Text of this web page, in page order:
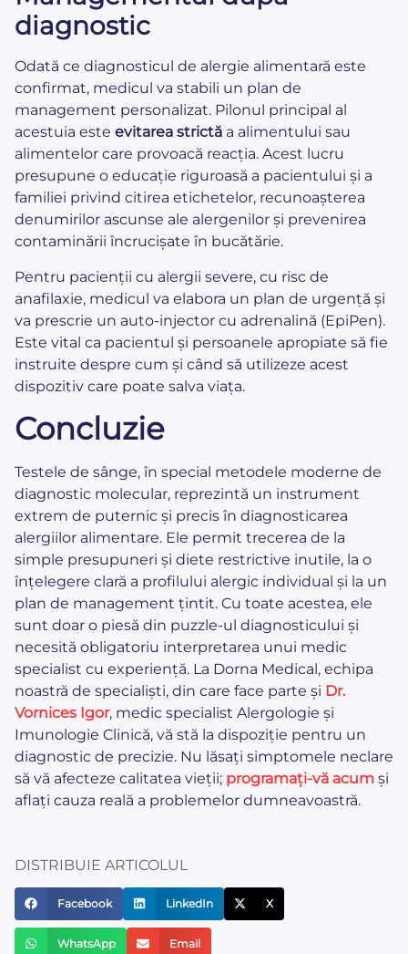
diagnostic
Odată ce diagnosticul de alergie alimentară este
confirmat, medicul va stabili un plan de
management personalizat. Pilonul principal al
acestuia este evitarea strictă a alimentului sau
alimentelor care provoacă reacția. Acest lucru
presupune o educație riguroasă a pacientului și a
familiei privind citirea etichetelor, recunoașterea
denumirilor ascunse ale alergenilor și prevenirea
contaminării încrucișate în bucătărie.
Pentru pacienții cu alergii severe, cu risc de
anafilaxie, medicul va elabora un plan de urgență și
va prescrie un auto-injector cu adrenalină (EpiPen).
Este vital ca pacientul și persoanele apropiate să fie
instruite despre cum și când să utilizeze acest
dispozitiv care poate salva viața.
Concluzie
Testele de sânge, în special metodele moderne de
diagnostic molecular, reprezintă un instrument
extrem de puternic și precis în diagnosticarea
alergiilor alimentare. Ele permit trecerea de la
simple presupuneri și diete restrictive inutile, la o
înțelegere clară a profilului alergic individual și la un
plan de management țintit. Cu toate acestea, ele
sunt doar o piesă din puzzle-ul diagnosticului și
necesită obligatoriu interpretarea unui medic
specialist cu experiență. La Dorna Medical, echipa
noastră de specialiști, din care face parte și Dr.
Vornices Igor, medic specialist Alergologie și
Imunologie Clinică, vă stă la dispoziție pentru un
diagnostic de precizie. Nu lăsați simptomele neclare
să vă afecteze calitatea vieții; programați-vă acum și
aflați cauza reală a problemelor dumneavoastră.
DISTRIBUIE ARTICOLUL
Facebook LinkedIn X
WhatsApp Email